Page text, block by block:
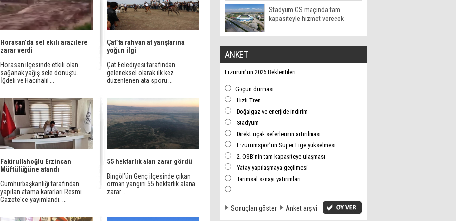
Horasan’da sel ekili arazilere
zarar verdi
Horasan ilçesinde etkili olan
sağanak yağış sele dönüştü.
İğdeli ve Hacıhalil ...
Çat’ta rahvan at yarışlarına
yoğun ilgi
Çat Belediyesi tarafından
geleneksel olarak ilk kez
düzenlenen ata sporu ...
Fakirullahoğlu Erzincan
Müftülüğüne atandı
Cumhurbaşkanlığı tarafından
yapılan atama kararları Resmi
Gazete'de yayımlandı. ...
55 hektarlık alan zarar gördü
Bingöl’ün Genç ilçesinde çıkan
orman yangını 55 hektarlık alana
zarar ...
Stadyum GS maçında tam
kapasiteyle hizmet verecek
ANKET
Erzurum’un 2026 Beklentileri:
Göçün durması
Hızlı Tren
Doğalgaz ve enerjide indirim
Stadyum
Direkt uçak seferlerinin artırılması
Erzurumspor’un Süper Lige yükselmesi
2. OSB’nin tam kapasiteye ulaşması
Yatay yapılaşmaya geçilmesi
Tarımsal sanayi yatırımları
Sonuçları göster Anket arşivi